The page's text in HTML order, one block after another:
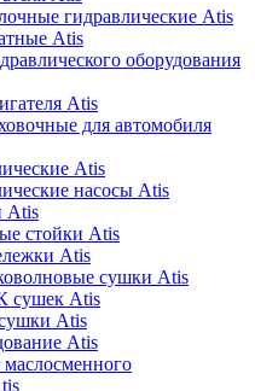
гидравлические Atis
Atis
оборудования
Atis
для автомобиля
Atis
насосы Atis
Atis
стойки Atis
Atis
сушки Atis
сушек Atis
Atis
Atis